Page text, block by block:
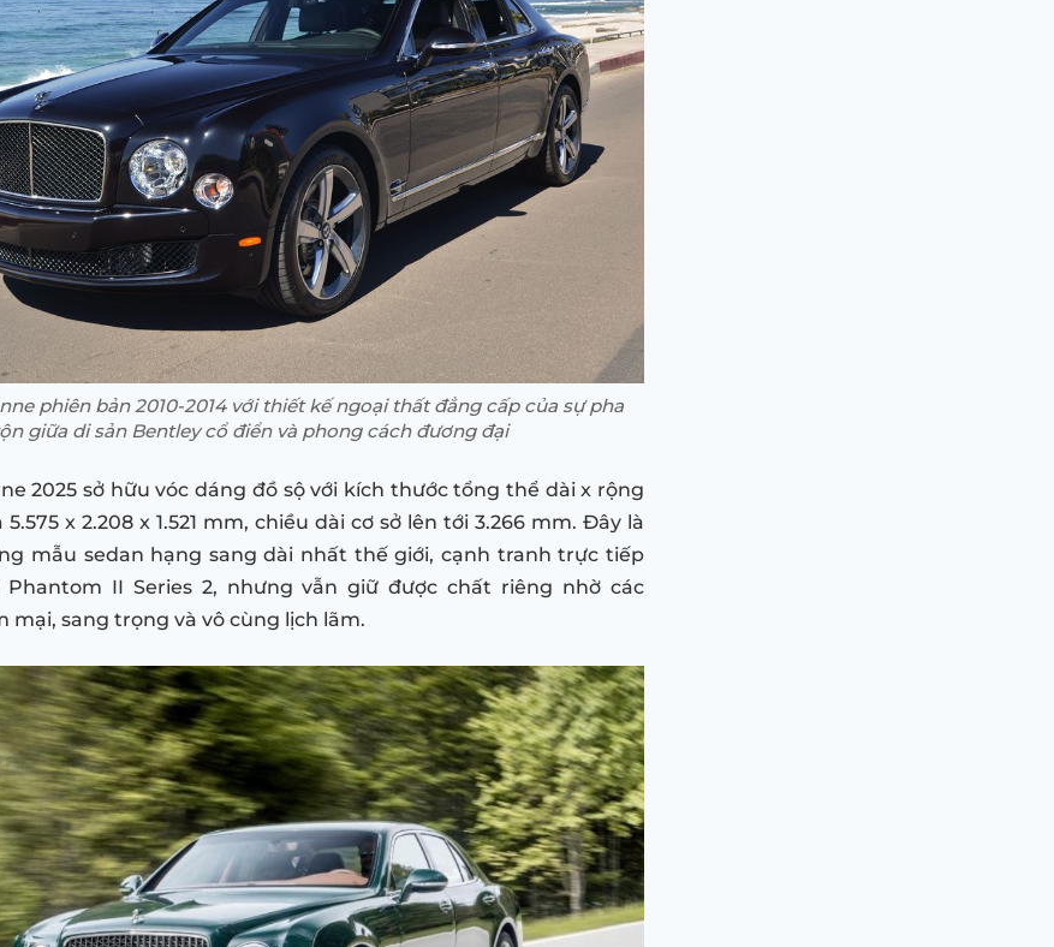
phiên bản 2010-2014 với thiết kế ngoại thất đẳng cấp của sự pha
giữa di sản Bentley cổ điển và phong cách đương đại
2025 sở hữu vóc dáng đồ sộ với kích thước tổng thể dài x rộng
x 2.208 x 1.521 mm, chiều dài cơ sở lên tới 3.266 mm. Đây là
mẫu sedan hạng sang dài nhất thế giới, cạnh tranh trực tiếp
Phantom II Series 2, nhưng vẫn giữ được chất riêng nhờ các
mại, sang trọng và vô cùng lịch lãm.